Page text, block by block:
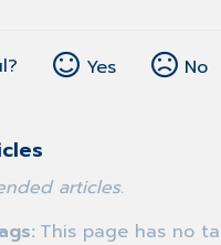
Yes No
articles.
This page has no